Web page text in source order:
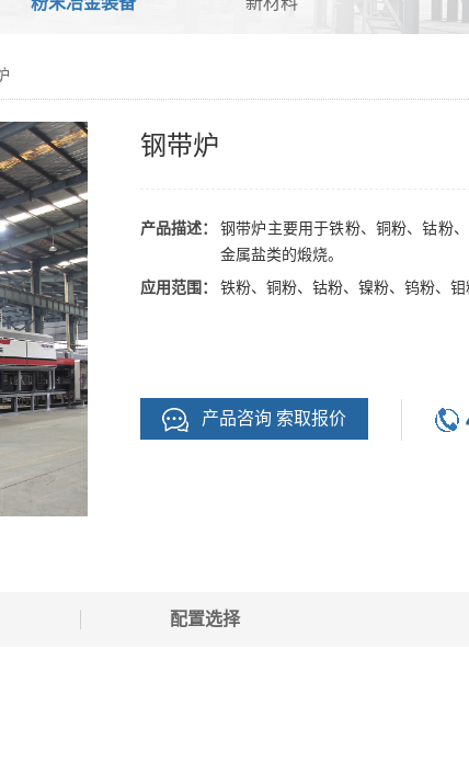
钢带炉
产品描述：
钢带炉主要用于铁粉、铜粉、钴粉
金属盐类的煅烧。
应用范围：
铁粉、铜粉、钴粉、镍粉、钨粉、钼
产品咨询 索取报价
配置选择